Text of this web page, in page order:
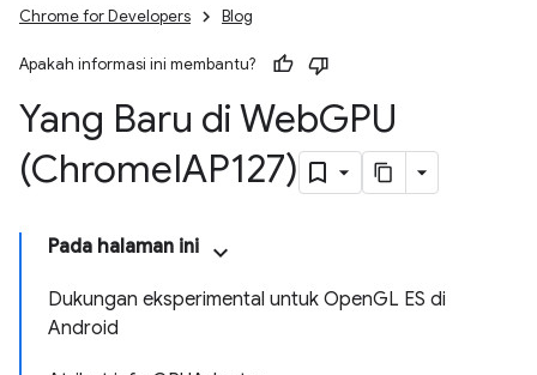
Chrome for Developers Blog
Apakah informasi ini membantu?
Yang Baru di WebGPU
(ChromeIAP127)
Pada halaman ini
Dukungan eksperimental untuk OpenGL ES di
Android